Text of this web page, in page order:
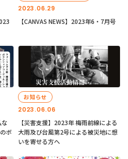
2023.06.29
【CANVAS NEWS】2023年6・7月号
ボ
2023.06.06
お知らせ
【災害支援】2023年 梅雨前線による
大雨及び台風第2号による被災地に想
いを寄せる方へ